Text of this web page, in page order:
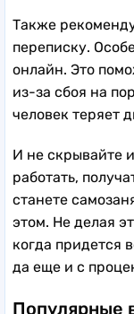
Также
переписку.
онлайн. Это
из-за сбоя на
человек теряет
И не скрывайте
работать,
станете
этом. Не делая
когда придется
да еще и с